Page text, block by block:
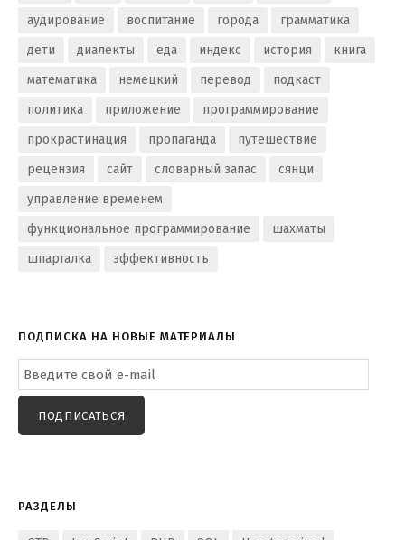
аудирование
воспитание города
грамматика
дети
диалекты еда индекс история
книга
математика
немецкий перевод
подкаст
политика
приложение
программирование
прокрастинация
пропаганда
путешествие
рецензия
сайт словарный запас
сянци
управление временем
функциональное программирование
шахматы
шпаргалка
эффективность
ПОДПИСКА НА НОВЫЕ МАТЕРИАЛЫ
Email
Subscription
ПОДПИСАТЬСЯ
РАЗДЕЛЫ